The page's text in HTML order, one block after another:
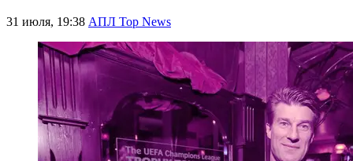
31 июля, 19:38 АПЛ Top News